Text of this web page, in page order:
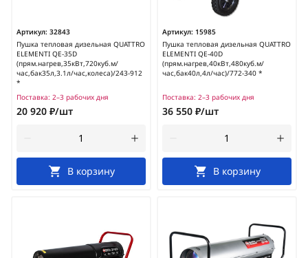
Артикул: 32843
Пушка тепловая дизельная QUATTRO
ELEMENTI QE-35D
(прям.нагрев,35кВт,720куб.м/
час,бак35л,3.1л/час,колеса)/243-912
*
Поставка: 2–3 рабочих дня
20 920 ₽/шт
В корзину
Артикул: 15985
Пушка тепловая дизельная QUATTRO
ELEMENTI QE-40D
(прям.нагрев,40кВт,480куб.м/
час,бак40л,4л/час)/772-340 *
Поставка: 2–3 рабочих дня
36 550 ₽/шт
В корзину